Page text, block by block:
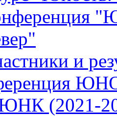
и
(2021-